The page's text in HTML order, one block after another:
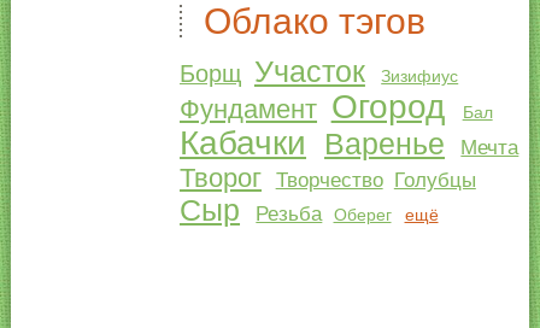
Облако тэгов
Борщ Участок Зизифиус
Фундамент Огород Бал
Кабачки Варенье Мечта
Творог Творчество Голубцы
Сыр Резьба Оберег ещё